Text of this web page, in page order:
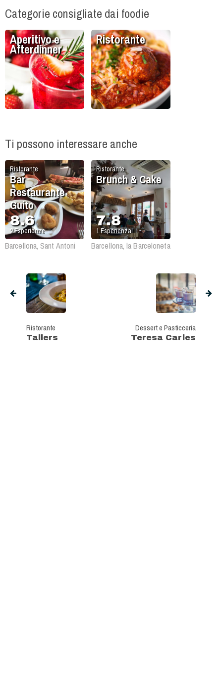
Categorie consigliate dai foodie
Aperitivo e
Afterdinner
Ristorante
Ti possono interessare anche
Ristorante
Bar
Restaurante
Guito
8.6
2Esperienze
Barcellona, Sant Antoni
Ristorante
Brunch & Cake
7.8
1Esperienza
Barcellona, la Barceloneta
Ristorante
Tallers
Dessert e Pasticceria
Teresa Carles